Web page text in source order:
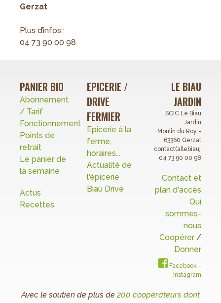
Gerzat
Plus d’infos :
04 73 90 00 98
PANIER BIO
Abonnement
/ Tarif
Fonctionnement
Points de
retrait
Le panier de
la semaine
Actus
Recettes
EPICERIE /
DRIVE
FERMIER
Epicerie à la
ferme,
horaires...
Actualité de
l'épicerie
Biau Drive
LE BIAU
JARDIN
SCIC Le Biau
Jardin
Moulin du Roy -
63360 Gerzat
04 73 90 00 98
Contact et
plan d'accès
Qui
sommes-
nous
Coopérer /
Donner
Facebook -
Instagram
Avec le soutien de plus de 200 coopérateurs dont